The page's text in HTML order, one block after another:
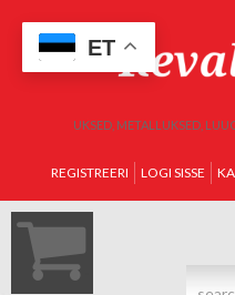
UKSED, METALLUKSED,
REGISTREERI LOGI SISSE
ET